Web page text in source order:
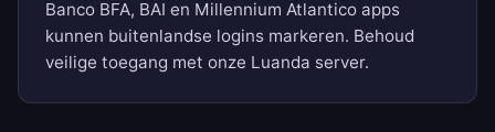
Banco BFA, BAI en Millennium Atlantico apps
kunnen buitenlandse logins markeren. Behoud
veilige toegang met onze Luanda server.